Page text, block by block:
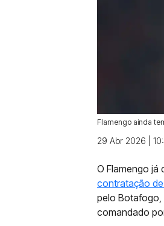
Flamengo ainda
29 Abr 2026 |
O Flamengo já
contratação de
pelo Botafogo,
comandado